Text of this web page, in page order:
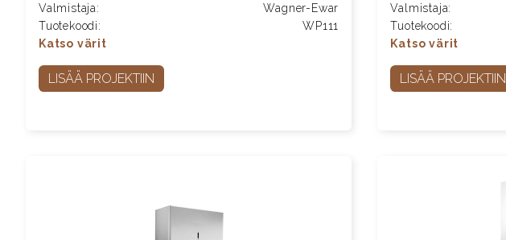
Valmistaja:
Wagner-Ewar
Tuotekoodi:
WP111
Katso värit
LISÄÄ PROJEKTIIN
Valmistaja:
Tuotekoodi:
Katso värit
LISÄÄ PROJEKTIIN